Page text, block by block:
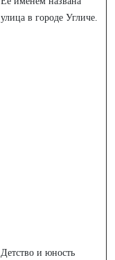
улица в городе Угличе.
Детство и юность